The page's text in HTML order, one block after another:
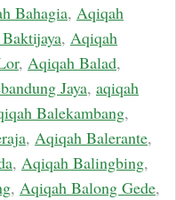
Bahagia, Aqiqah
, Aqiqah
, Aqiqah Balad,
Jaya, aqiqah
Balekambang,
, Aqiqah Balerante,
, Aqiqah Balingbing,
, Aqiqah Balong Gede,